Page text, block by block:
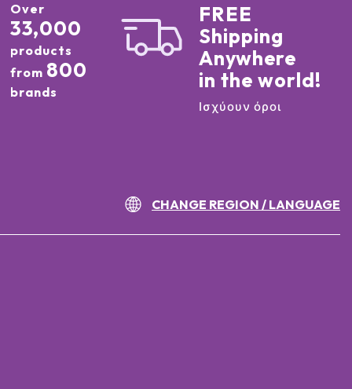
Over
33,000
products
from 800
brands
FREE
Shipping
Anywhere
in the world!
Ισχύουν όροι
CHANGE REGION / LANGUAGE